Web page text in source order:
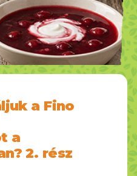
a Fino
a
2. rész